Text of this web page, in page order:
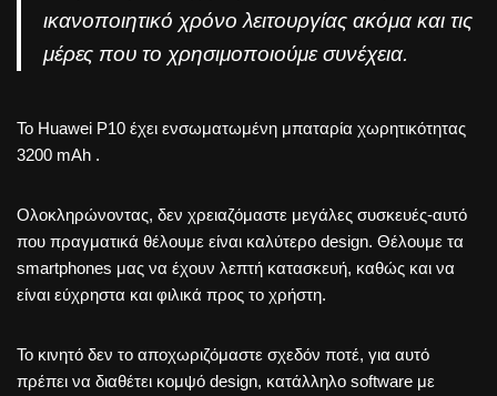
ικανοποιητικό χρόνο λειτουργίας ακόμα και τις
μέρες που το χρησιμοποιούμε συνέχεια.
Το Huawei P10 έχει ενσωματωμένη μπαταρία χωρητικότητας
3200 mAh .
Ολοκληρώνοντας, δεν χρειαζόμαστε μεγάλες συσκευές-αυτό
που πραγματικά θέλουμε είναι καλύτερο design. Θέλουμε τα
smartphones μας να έχουν λεπτή κατασκευή, καθώς και να
είναι εύχρηστα και φιλικά προς το χρήστη.
Το κινητό δεν το αποχωριζόμαστε σχεδόν ποτέ, για αυτό
πρέπει να διαθέτει κομψό design, κατάλληλο software με